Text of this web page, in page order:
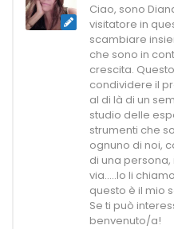
Ciao, sono
visitatore in
scambiare
che sono in
crescita.
condividere il
al di là di un
studio delle
strumenti che
ognuno di noi,
di una
via.....Io li
questo è il mio
Se ti può
benvenuto/a!